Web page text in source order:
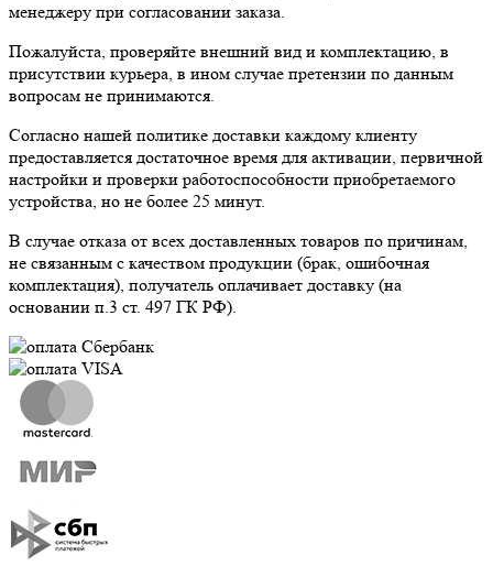
менеджеру при согласовании заказа.
Пожалуйста, проверяйте внешний вид и комплектацию, в
присутствии курьера, в ином случае претензии по данным
вопросам не принимаются.
Согласно нашей политике доставки каждому клиенту
предоставляется достаточное время для активации, первичной
настройки и проверки работоспособности приобретаемого
устройства, но не более 25 минут.
В случае отказа от всех доставленных товаров по причинам,
не связанным с качеством продукции (брак, ошибочная
комплектация), получатель оплачивает доставку (на
основании п.3 ст. 497 ГК РФ).